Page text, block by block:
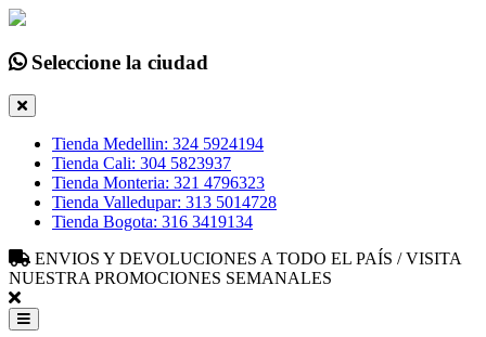
Seleccione la ciudad
Tienda Medellin: 324 5924194
Tienda Cali: 304 5823937
Tienda Monteria: 321 4796323
Tienda Valledupar: 313 5014728
Tienda Bogota: 316 3419134
ENVIOS Y DEVOLUCIONES A TODO EL PAÍS / VISITA
NUESTRA PROMOCIONES SEMANALES